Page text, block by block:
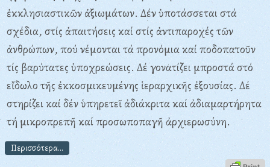
ἐκκλησιαστικῶν ἀξιωμάτων. Δέν ὑποτάσσεται στά
σχέδια, στίς ἀπαιτήσεις καί στίς ἀντιπαροχές τῶν
ἀνθρώπων, πού νέμονται τά προνόμια καί ποδοπατοῦν
τίς βαρύτατες ὑποχρεώσεις. Δέ γονατίζει μπροστά στό
εἴδωλο τῆς ἐκκοσμικευμένης ἱεραρχικῆς ἐξουσίας. Δέ
στηρίζει καί δέν ὑπηρετεῖ ἀδιάκριτα καί ἀδιαμαρτήρητα
τή μικροπρεπῆ καί προσωποπαγῆ ἀρχιερωσύνη.
Περισσότερα...